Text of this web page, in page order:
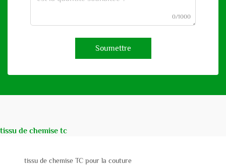
0/1000
Soumettre
tissu de chemise tc
tissu de chemise TC pour la couture